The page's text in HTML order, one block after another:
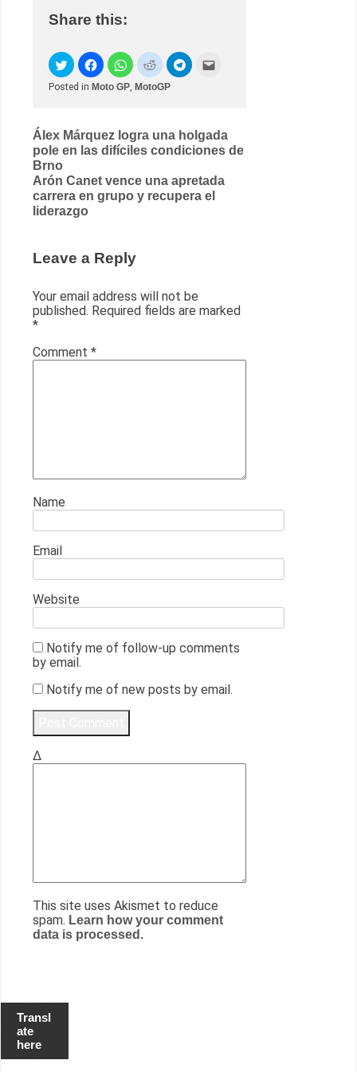
Share this:
Posted in Moto GP, MotoGP
Post
navigation
Álex Márquez logra una holgada
pole en las difíciles condiciones de
Brno
Arón Canet vence una apretada
carrera en grupo y recupera el
liderazgo
Leave a Reply
Your email address will not be
published. Required fields are marked
*
Comment *
Name
Email
Website
Notify me of follow-up comments
by email.
Notify me of new posts by email.
Δ
This site uses Akismet to reduce
spam. Learn how your comment
data is processed.
Transl
ate
here